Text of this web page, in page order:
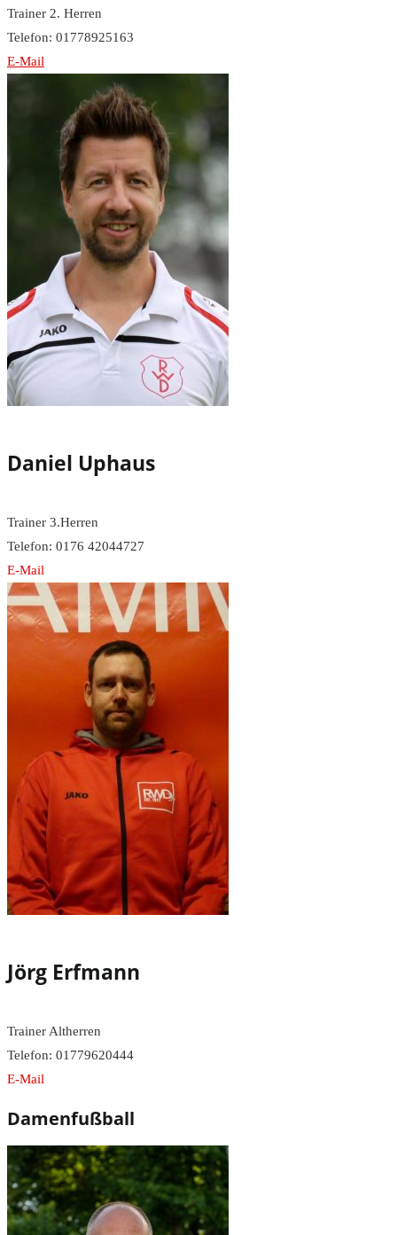
Trainer 2. Herren
Telefon: 01778925163
E-Mail
Daniel Uphaus
Trainer 3.Herren
Telefon: 0176 42044727
E-Mail
Jörg Erfmann
Trainer Altherren
Telefon: 01779620444
E-Mail
Damenfußball